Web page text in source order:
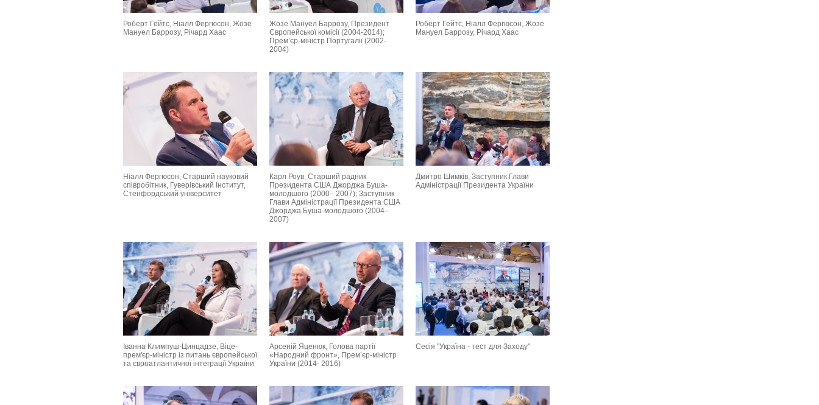
Роберт Гейтс, Ніалл Фергюсон, Жозе
Мануел Баррозу, Річард Хаас
Жозе Мануел Баррозу, Президент
Європейської комісії (2004-2014);
Прем’єр-міністр Португалії (2002-
2004)
Роберт Гейтс, Ніалл Фергюсон, Жозе
Мануел Баррозу, Річард Хаас
Ніалл Фергюсон, Старший науковий
співробітник, Гуверівський Інститут,
Стенфордський університет
Карл Роув, Старший радник
Президента США Джорджа Буша-
молодшого (2000– 2007); Заступник
Глави Адміністрації Президента США
Джорджа Буша-молодшого (2004–
2007)
Дмитро Шимків, Заступник Глави
Адміністрації Президента України
Іванна Климпуш-Цинцадзе, Віце-
прем'єр-міністр із питань європейської
та євроатлантичної інтеграції України
Арсеній Яценюк, Голова партії
«Народний фронт», Прем’єр-міністр
України (2014- 2016)
Сесія "Україна - тест для Заходу"